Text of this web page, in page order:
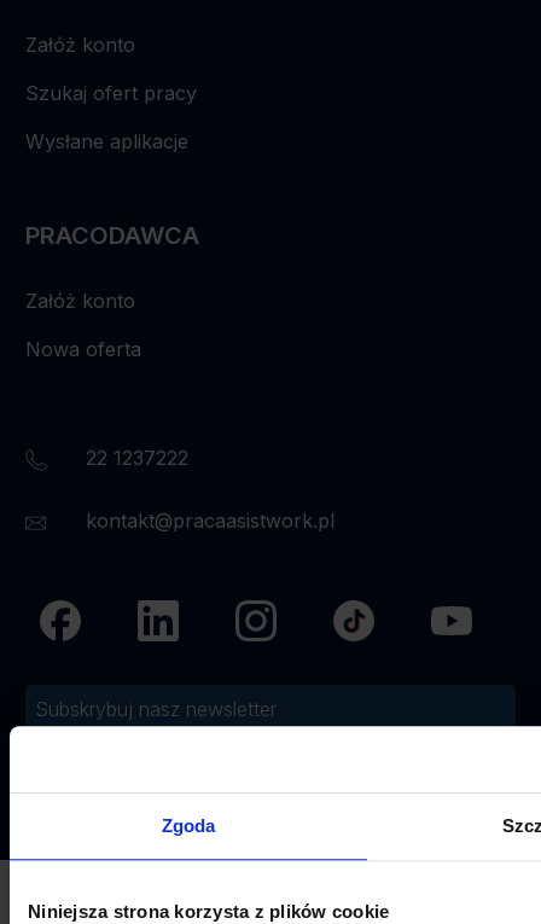
Zgoda
Niniejsza strona korzysta z plików cookie
22 1237222
kontakt@pracaasistwork.pl
Załóż konto
Szukaj ofert pracy
Wysłane aplikacje
PRACODAWCA
Załóż konto
Nowa oferta
Subskrybuj nasz newsletter
marketingowych...
Rozwiń